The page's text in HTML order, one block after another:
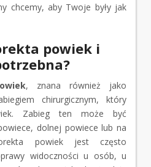
chcemy, aby Twoje były jak
powiek i
, znana również jako
chirurgicznym, który
Zabieg ten może być
dolnej powiece lub na
powiek jest często
widoczności u osób, u